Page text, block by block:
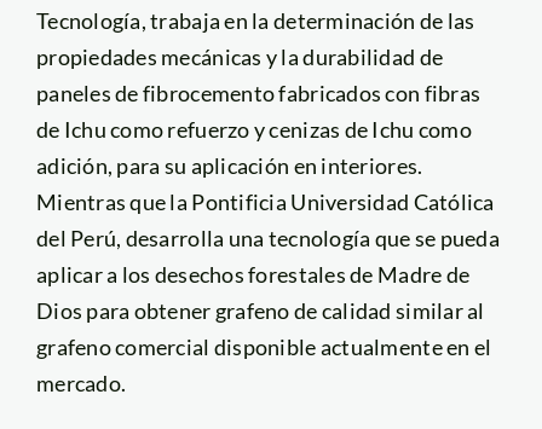
Tecnología, trabaja en la determinación de las
propiedades mecánicas y la durabilidad de
paneles de fibrocemento fabricados con fibras
de Ichu como refuerzo y cenizas de Ichu como
adición, para su aplicación en interiores.
Mientras que la Pontificia Universidad Católica
del Perú, desarrolla una tecnología que se pueda
aplicar a los desechos forestales de Madre de
Dios para obtener grafeno de calidad similar al
grafeno comercial disponible actualmente en el
mercado.